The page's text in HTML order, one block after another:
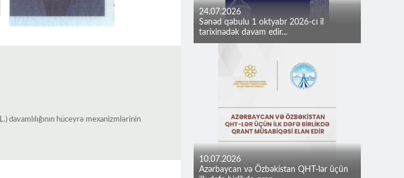
L.) davamlılığının hüceyrə mexanizmlərinin
24.07.2026
Sənəd qəbulu 1 oktyabr 2026-cı il
tarixinədək davam edir...
10.07.2026
Azərbaycan və Özbəkistan QHT-lər üçün